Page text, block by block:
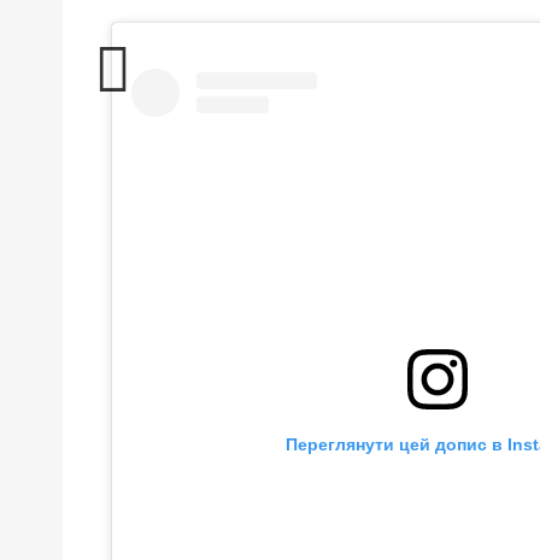
Переглянути цей допис в